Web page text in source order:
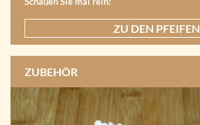
ZU DEN PFEIFEN
ZUBEHÖR